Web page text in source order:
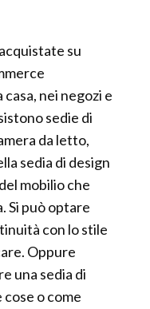
su
nei negozi e
sedie di
da letto,
sedia di design
mobilio che
Si può optare
con lo stile
Oppure
una sedia di
o come